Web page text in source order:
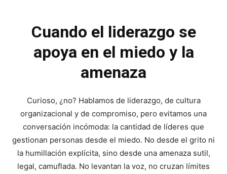
Cuando el liderazgo se
apoya en el miedo y la
amenaza
Curioso, ¿no? Hablamos de liderazgo, de cultura
organizacional y de compromiso, pero evitamos una
conversación incómoda: la cantidad de líderes que
gestionan personas desde el miedo. No desde el grito ni
la humillación explícita, sino desde una amenaza sutil,
legal, camuflada. No levantan la voz, no cruzan límites